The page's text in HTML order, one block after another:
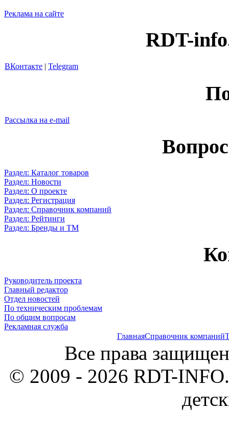
Реклама на сайте
RDT-
ВКонтакте | Telegram
Рассылка на e-mail
Раздел: Каталог товаров
Раздел: Новости
Раздел: О проекте
Раздел: Регистрация
Раздел: Справочник компаний
Раздел: Рейтинги
Раздел: Бренды и ТМ
Руководитель проекта
Главный редактор
Отдел новостей
По техническим проблемам
По общим вопросам
Рекламная служба
ГлавнаяСправочник компаний
Все права
© 2009 - 2026 RDT-